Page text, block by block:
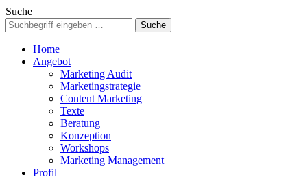
Suche
Home
Angebot
Marketing Audit
Marketingstrategie
Content Marketing
Texte
Beratung
Konzeption
Workshops
Marketing Management
Profil